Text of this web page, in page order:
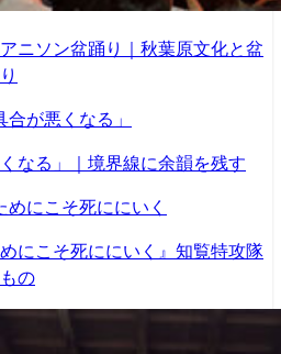
ニソン盆踊り｜秋葉原文化と盆
なる」｜境界線に余韻を残す
にこそ死ににいく』知覧特攻隊
の